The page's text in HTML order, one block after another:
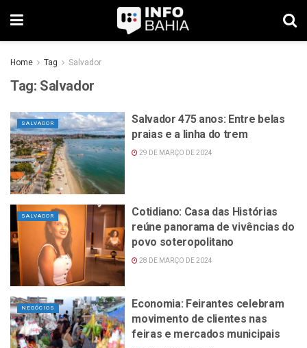
Home Tag Salvador
Tag: Salvador
SALVADOR
Salvador 475 anos: Entre belas
praias e a linha do trem
29 DE MARÇO DE 2024
SALVADOR
Cotidiano: Casa das Histórias
reúne panorama de vivências do
povo soteropolitano
28 DE MARÇO DE 2024
NEGÓCIOS
Economia: Feirantes celebram
movimento de clientes nas
feiras e mercados municipais